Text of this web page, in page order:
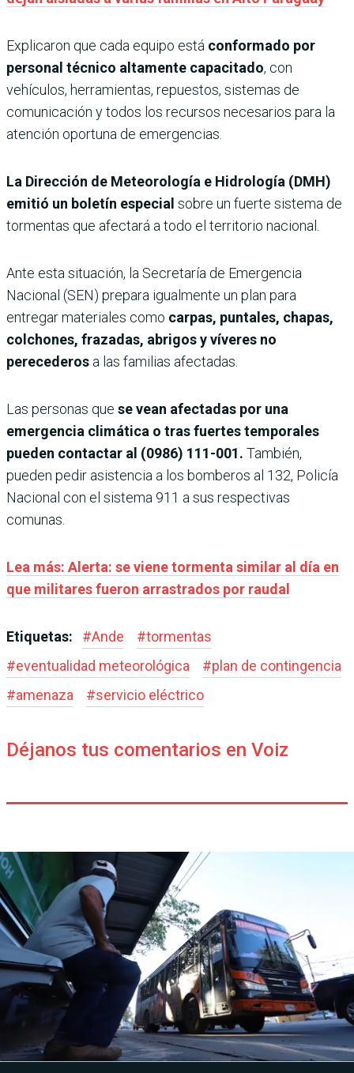
Explicaron que cada equipo está conformado por
personal técnico altamente capacitado, con
vehículos, herramientas, repuestos, sistemas de
comunicación y todos los recursos necesarios para la
atención oportuna de emergencias.
La Dirección de Meteorología e Hidrología (DMH)
emitió un boletín especial sobre un fuerte sistema de
tormentas que afectará a todo el territorio nacional.
Ante esta situación, la Secretaría de Emergencia
Nacional (SEN) prepara igualmente un plan para
entregar materiales como carpas, puntales, chapas,
colchones, frazadas, abrigos y víveres no
perecederos a las familias afectadas.
Las personas que se vean afectadas por una
emergencia climática o tras fuertes temporales
pueden contactar al (0986) 111-001. También,
pueden pedir asistencia a los bomberos al 132, Policía
Nacional con el sistema 911 a sus respectivas
comunas.
Lea más: Alerta: se viene tormenta similar al día en
que militares fueron arrastrados por raudal
Etiquetas: #Ande #tormentas
#eventualidad meteorológica #plan de contingencia
#amenaza #servicio eléctrico
Déjanos tus comentarios en Voiz